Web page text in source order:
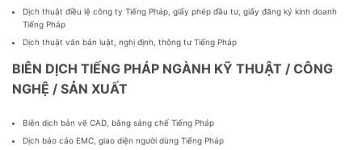
Dịch thuật điều lệ công ty Tiếng Pháp, giấy phép đầu tư, giấy đăng ký kinh doanh
Tiếng Pháp
Dịch thuật văn bản luật, nghị định, thông tư Tiếng Pháp
BIÊN DỊCH TIẾNG PHÁP NGÀNH KỸ THUẬT / CÔNG
NGHỆ / SẢN XUẤT
Biên dịch bản vẽ CAD, bằng sáng chế Tiếng Pháp
Dịch báo cáo EMC, giao diện người dùng Tiếng Pháp